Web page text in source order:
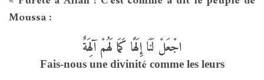
Moussa :
اجْعَلْ لَنَا إِلَهًا كَمَا لَهُمْ آلِهَةٌ
Fais-nous une divinité comme les leurs